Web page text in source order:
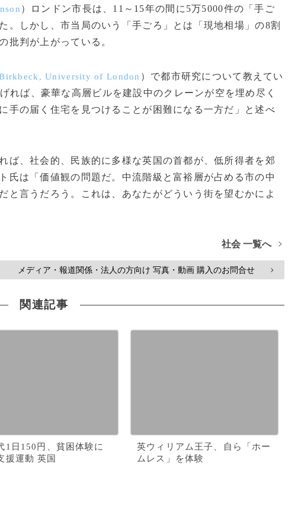
）ロンドン市長は、11～15年の間に5万5000件の「手ご
。しかし、市当局のいう「手ごろ」とは「現地相場」の8割
批判が上がっている。
University of London ）で都市研究について教えてい
れば、豪華な高層ビルを建設中のクレーンが空を埋め尽く
手の届く住宅を見つけることが困難になる一方だ」と述べ
、社会的、民族的に多様な英国の首都が、低所得者を郊
氏は「価値観の問題だ。中流階級と富裕層が占める市の中
と言うだろう。これは、あなたがどういう街を望むかによ
社会 一覧へ >
メディア・報道関係・法人の方向け 写真・動画 購入のお問合せ >
関連記事
1日150円、貧困体験に
援運動 英国
英ウィリアム王子、自ら「ホー
ムレス」を体験